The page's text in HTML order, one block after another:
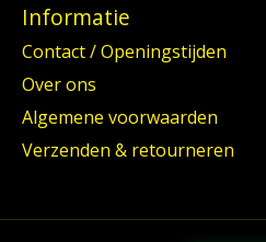
Informatie
Contact / Openingstijden
Over ons
Algemene voorwaarden
Verzenden & retourneren